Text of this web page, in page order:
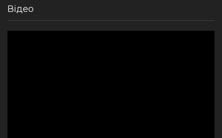
Відео